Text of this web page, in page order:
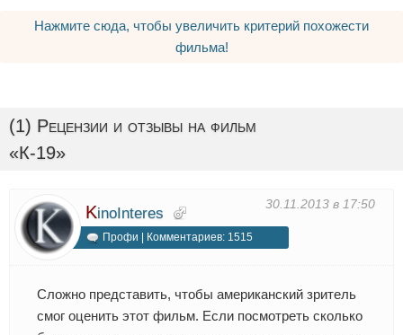
Нажмите сюда, чтобы увеличить критерий похожести
фильма!
(1) Рецензии и отзывы на фильм
«К-19»
30.11.2013 в 17:50
KinoInteres
Профи | Комментариев: 1515
Сложно представить, чтобы американский зритель
смог оценить этот фильм. Если посмотреть сколько